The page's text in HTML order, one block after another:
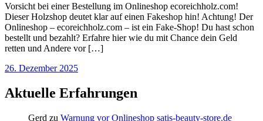
Vorsicht bei einer Bestellung im Onlineshop ecoreichholz.com!
Dieser Holzshop deutet klar auf einen Fakeshop hin! Achtung! Der
Onlineshop – ecoreichholz.com – ist ein Fake-Shop! Du hast schon
bestellt und bezahlt? Erfahre hier wie du mit Chance dein Geld
retten und Andere vor […]
26. Dezember 2025
Aktuelle Erfahrungen
Gerd zu Warnung vor Onlineshop satis-beauty-store.de